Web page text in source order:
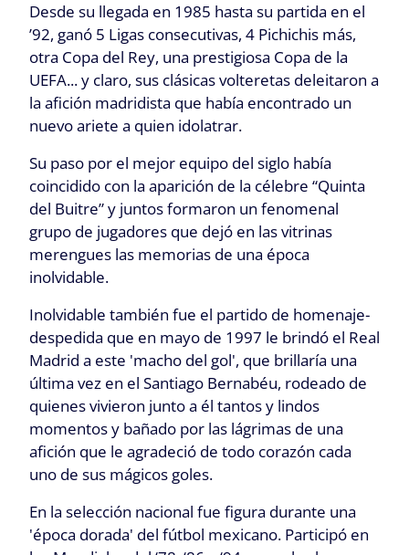
Desde su llegada en 1985 hasta su partida en el
’92, ganó 5 Ligas consecutivas, 4 Pichichis más,
otra Copa del Rey, una prestigiosa Copa de la
UEFA... y claro, sus clásicas volteretas deleitaron a
la afición madridista que había encontrado un
nuevo ariete a quien idolatrar.
Su paso por el mejor equipo del siglo había
coincidido con la aparición de la célebre “Quinta
del Buitre” y juntos formaron un fenomenal
grupo de jugadores que dejó en las vitrinas
merengues las memorias de una época
inolvidable.
Inolvidable también fue el partido de homenaje-
despedida que en mayo de 1997 le brindó el Real
Madrid a este 'macho del gol', que brillaría una
última vez en el Santiago Bernabéu, rodeado de
quienes vivieron junto a él tantos y lindos
momentos y bañado por las lágrimas de una
afición que le agradeció de todo corazón cada
uno de sus mágicos goles.
En la selección nacional fue figura durante una
'época dorada' del fútbol mexicano. Participó en